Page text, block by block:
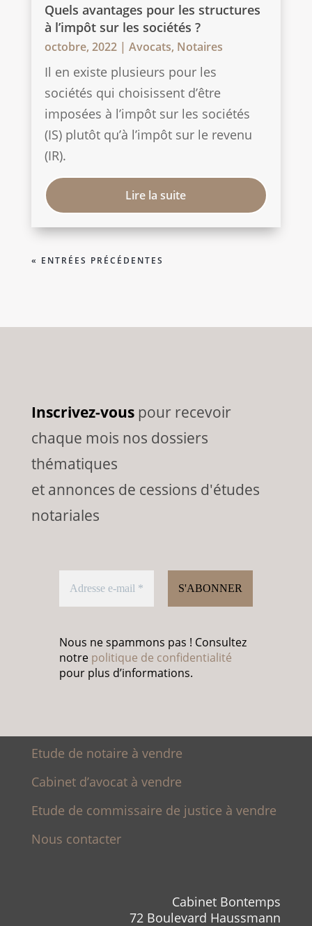
Quels avantages pour les structures
à l’impôt sur les sociétés ?
octobre, 2022| Avocats, Notaires
Il en existe plusieurs pour les
sociétés qui choisissent d’être
imposées à l’impôt sur les sociétés
(IS) plutôt qu’à l’impôt sur le revenu
(IR).
Lire la suite
« ENTRÉES PRÉCÉDENTES
Inscrivez-vouspour recevoir
chaque mois nos dossiers
thématiques
et annonces de cessions d'études
notariales
Nous ne spammons pas ! Consultez
notre politique de confidentialité
pour plus d’informations.
Etude de notaire à vendre
Cabinet d’avocat à vendre
Etude de commissaire de justice à vendre
Nous contacter
Cabinet Bontemps
72 Boulevard Haussmann